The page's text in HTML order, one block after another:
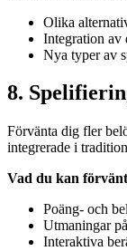
Olika
Integration av
Nya typer av
8.
Förvänta dig fler
integrerade i
Vad du kan
Poäng- och
Utmaningar
Interaktiva